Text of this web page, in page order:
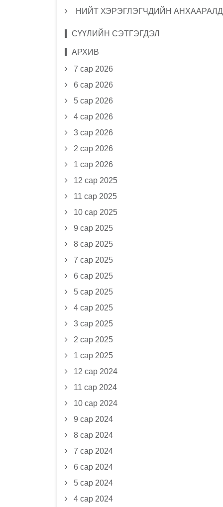
НИЙТ ХЭРЭГЛЭГЧДИЙН АНХААРАЛД
СҮҮЛИЙН СЭТГЭГДЭЛ
АРХИВ
7 сар 2026
6 сар 2026
5 сар 2026
4 сар 2026
3 сар 2026
2 сар 2026
1 сар 2026
12 сар 2025
11 сар 2025
10 сар 2025
9 сар 2025
8 сар 2025
7 сар 2025
6 сар 2025
5 сар 2025
4 сар 2025
3 сар 2025
2 сар 2025
1 сар 2025
12 сар 2024
11 сар 2024
10 сар 2024
9 сар 2024
8 сар 2024
7 сар 2024
6 сар 2024
5 сар 2024
4 сар 2024